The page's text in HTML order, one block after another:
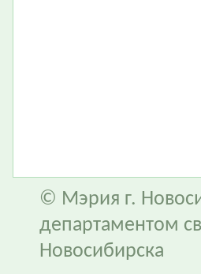
© Мэрия г.
департаментом
Новосибирска